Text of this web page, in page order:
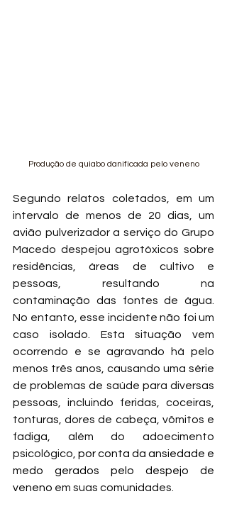
Produção de quiabo danificada pelo veneno
Segundo relatos coletados, em um
intervalo de menos de 20 dias, um
avião pulverizador a serviço do Grupo
Macedo despejou agrotóxicos sobre
residências, áreas de cultivo e
pessoas, resultando na
contaminação das fontes de água.
No entanto, esse incidente não foi um
caso isolado. Esta situação vem
ocorrendo e se agravando há pelo
menos três anos, causando uma série
de problemas de saúde para diversas
pessoas, incluindo feridas, coceiras,
tonturas, dores de cabeça, vômitos e
fadiga, além do adoecimento
psicológico, por conta da ansiedade e
medo gerados pelo despejo de
veneno em suas comunidades.